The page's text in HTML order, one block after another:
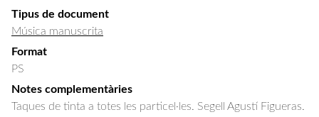
Tipus de document
Música manuscrita
Format
PS
Notes complementàries
Taques de tinta a totes les particel·les. Segell Agustí Figueras.